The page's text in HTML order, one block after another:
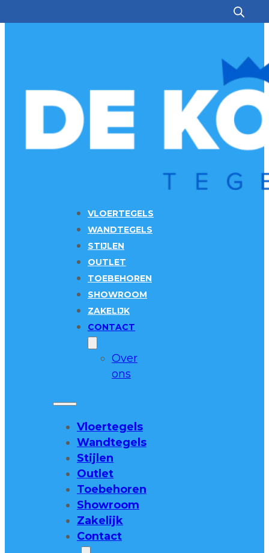
VLOERTEGELS
WANDTEGELS
STIJLEN
OUTLET
TOEBEHOREN
SHOWROOM
ZAKELIJK
CONTACT
Over
ons
Vloertegels
Wandtegels
Stijlen
Outlet
Toebehoren
Showroom
Zakelijk
Contact